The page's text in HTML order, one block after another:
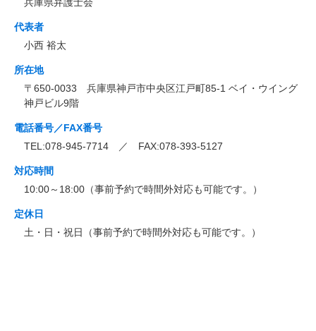
代表者
小西 裕太
所在地
〒650-0033 兵庫県神戸市中央区江戸町85-1 ベイ・ウイング
神戸ビル9階
電話番号／FAX番号
TEL:078-945-7714 ／ FAX:078-393-5127
対応時間
10:00～18:00（事前予約で時間外対応も可能です。）
定休日
土・日・祝日（事前予約で時間外対応も可能です。）